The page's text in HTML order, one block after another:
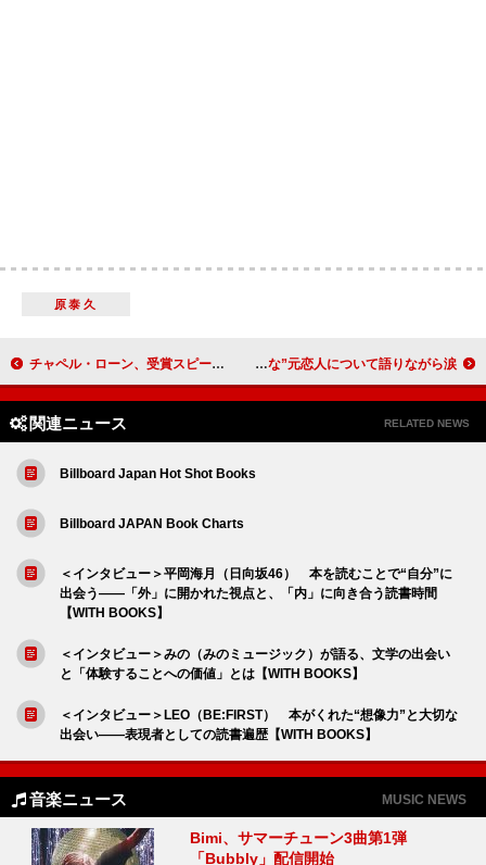
原泰久
チャペル・ローン、受賞スピーチで“お金を持っている人は誰であれ、手放す義務がある”と発言 BLACKPINKロゼ、現在の恋愛状況と“有害な”元恋人について語りながら涙
関連ニュース RELATED NEWS
Billboard Japan Hot Shot Books
Billboard JAPAN Book Charts
＜インタビュー＞平岡海月（日向坂46） 本を読むことで“自分”に
出会う――「外」に開かれた視点と、「内」に向き合う読書時間
【WITH BOOKS】
＜インタビュー＞みの（みのミュージック）が語る、文学の出会い
と「体験することへの価値」とは【WITH BOOKS】
＜インタビュー＞LEO（BE:FIRST） 本がくれた“想像力”と大切な
出会い――表現者としての読書遍歴【WITH BOOKS】
音楽ニュース MUSIC NEWS
Bimi、サマーチューン3曲第1弾
「Bubbly」配信開始